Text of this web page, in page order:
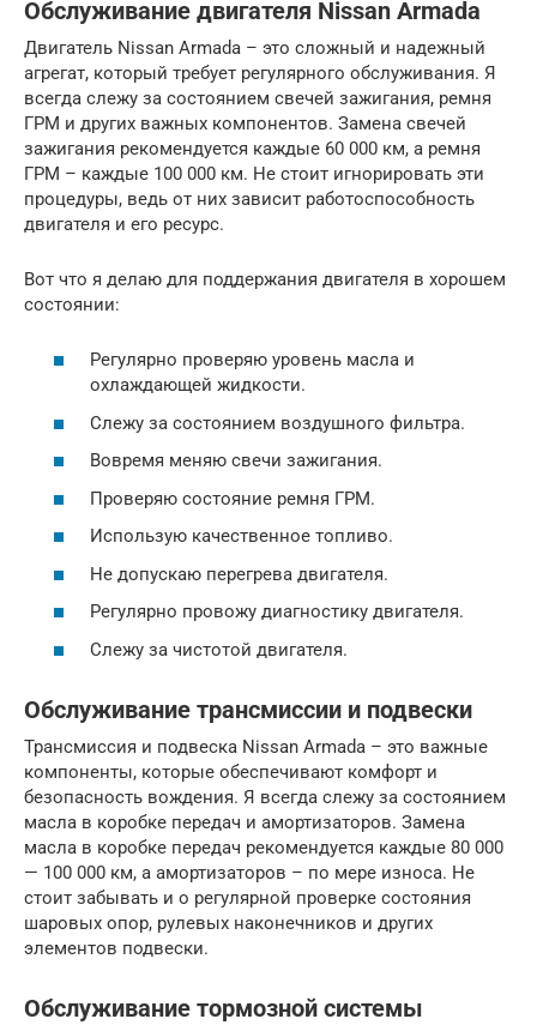
Обслуживание двигателя Nissan Armada
Двигатель Nissan Armada – это сложный и надежный
агрегат, который требует регулярного обслуживания. Я
всегда слежу за состоянием свечей зажигания, ремня
ГРМ и других важных компонентов. Замена свечей
зажигания рекомендуется каждые 60 000 км, а ремня
ГРМ – каждые 100 000 км. Не стоит игнорировать эти
процедуры, ведь от них зависит работоспособность
двигателя и его ресурс.
Вот что я делаю для поддержания двигателя в хорошем
состоянии:
Регулярно проверяю уровень масла и
охлаждающей жидкости.
Слежу за состоянием воздушного фильтра.
Вовремя меняю свечи зажигания.
Проверяю состояние ремня ГРМ.
Использую качественное топливо.
Не допускаю перегрева двигателя.
Регулярно провожу диагностику двигателя.
Слежу за чистотой двигателя.
Обслуживание трансмиссии и подвески
Трансмиссия и подвеска Nissan Armada – это важные
компоненты, которые обеспечивают комфорт и
безопасность вождения. Я всегда слежу за состоянием
масла в коробке передач и амортизаторов. Замена
масла в коробке передач рекомендуется каждые 80 000
— 100 000 км, а амортизаторов – по мере износа. Не
стоит забывать и о регулярной проверке состояния
шаровых опор, рулевых наконечников и других
элементов подвески.
Обслуживание тормозной системы